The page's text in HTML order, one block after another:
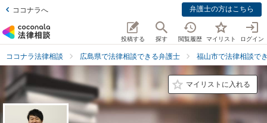
ココナラへ 弁護士の方はこちら
投稿する 探す 閲覧履歴 マイリスト ログイン
ココナラ法律相談 広島県で法律相談できる弁護士 福山市で法律相談で
マイリストに入れる